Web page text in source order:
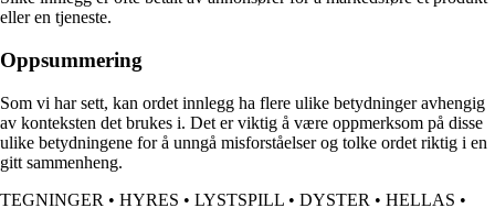
eller en tjeneste.
Oppsummering
Som vi har sett, kan ordet innlegg ha flere ulike betydninger avhengig
av konteksten det brukes i. Det er viktig å være oppmerksom på disse
ulike betydningene for å unngå misforståelser og tolke ordet riktig i en
gitt sammenheng.
TEGNINGER • HYRES • LYSTSPILL • DYSTER • HELLAS •